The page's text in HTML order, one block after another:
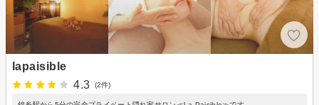
lapaisible
4.3
(2件)